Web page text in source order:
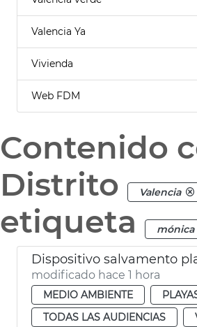
Valencia Ya
Vivienda
Web FDM
Contenido
Distrito
Valencia
etiqueta
mónica
modificado hace 1 hora
MEDIO AMBIENTE
TODAS LAS AUDIENCIAS